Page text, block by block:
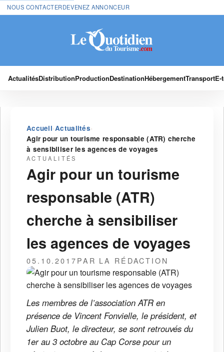
NOUS CONTACTERDEVENEZ ANNONCEUR
ActualitésDistributionProductionDestinationHébergementTransport
Accueil›Actualités›
Agir pour un tourisme responsable (ATR) cherche
à sensibiliser les agences de voyages
ACTUALITÉS
Agir pour un tourisme
responsable (ATR)
cherche à sensibiliser
les agences de voyages
05.10.2017PAR LA RÉDACTION
Les membres de l’association ATR en
présence de Vincent Fonvielle, le président, et
Julien Buot, le directeur, se sont retrouvés du
1er au 3 octobre au Cap Corse pour un